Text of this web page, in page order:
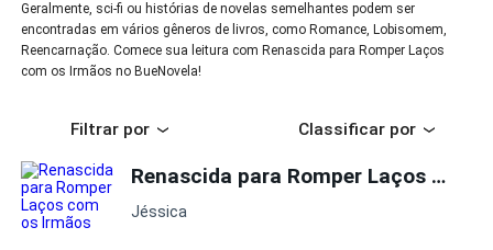
Geralmente, sci-fi ou histórias de novelas semelhantes podem ser
encontradas em vários gêneros de livros, como Romance, Lobisomem,
Reencarnação. Comece sua leitura com Renascida para Romper Laços
com os Irmãos no BueNovela!
Filtrar por Classificar por
Renascida para Romper Laços com os Irmãos
Jéssica